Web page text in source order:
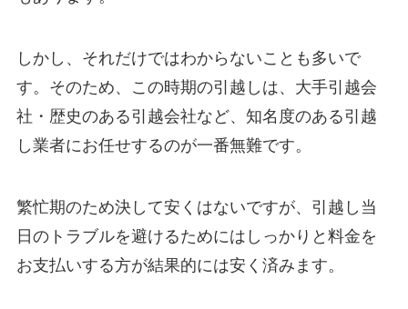
しかし、それだけではわからないことも多いで
す。そのため、この時期の引越しは、大手引越会
社・歴史のある引越会社など、知名度のある引越
し業者にお任せするのが一番無難です。
繁忙期のため決して安くはないですが、引越し当
日のトラブルを避けるためにはしっかりと料金を
お支払いする方が結果的には安く済みます。